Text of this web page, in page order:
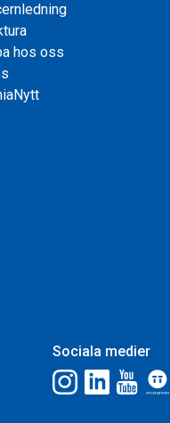
hos oss
Sociala medier